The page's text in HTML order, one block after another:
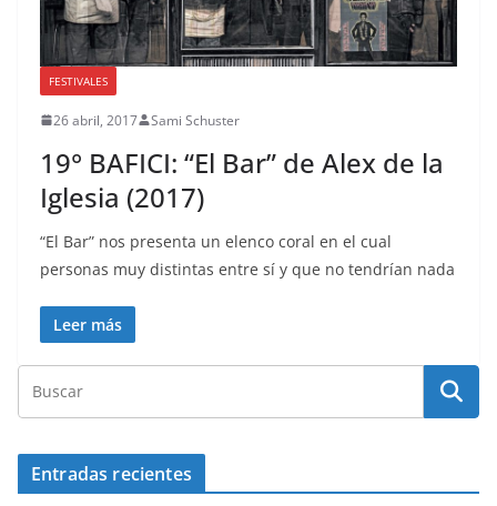
FESTIVALES
26 abril, 2017 Sami Schuster
19° BAFICI: “El Bar” de Alex de la
Iglesia (2017)
“El Bar” nos presenta un elenco coral en el cual
personas muy distintas entre sí y que no tendrían nada
Leer más
Entradas recientes